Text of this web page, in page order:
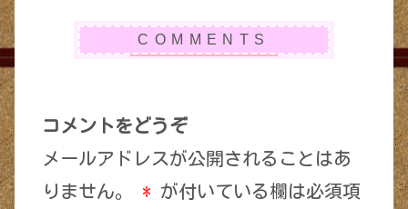
コメントをどうぞ
メールアドレスが公開されることはあ
りません。
* が付いている欄は必須項